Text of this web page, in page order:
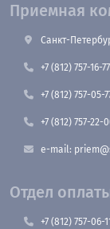
Приемная
Санкт-
+7 (812) 757-16-77
+7 (812) 757-05-
+7 (812) 757-22-
e-mail:
Отдел
+7 (812) 757-06-11